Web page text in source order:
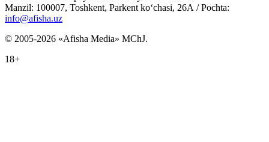
Manzil: 100007, Toshkent, Parkent ko‘chasi, 26А / Pochta:
info@afisha.uz
© 2005-2026 «Afisha Media» MChJ.
18+